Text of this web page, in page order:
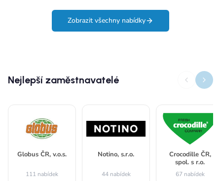
Zobrazit všechny nabídky
Nejlepší zaměstnavatelé
Globus ČR, v.o.s.
111 nabídek
Notino, s.r.o.
44 nabídek
Crocodille ČR,
spol. s r.o.
67 nabídek